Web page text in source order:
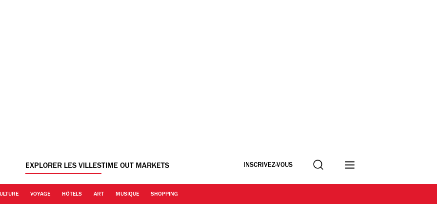
EXPLORER LES VILLESTIME OUT MARKETS INSCRIVEZ-VOUS Recherche
VOYAGE HÔTELS ART MUSIQUE SHOPPING